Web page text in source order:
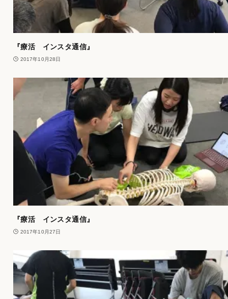
『療活 インスタ通信』
2017年10月28日
『療活 インスタ通信』
2017年10月27日